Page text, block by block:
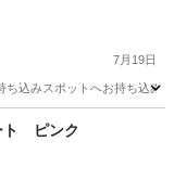
7月19日
みスポットへお持ち込みし
ト ピンク